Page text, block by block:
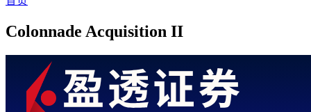
Colonnade Acquisition II